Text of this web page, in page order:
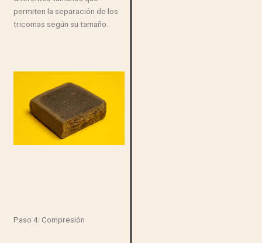
permiten la separación de los
tricomas según su tamaño.
Paso 4: Compresión